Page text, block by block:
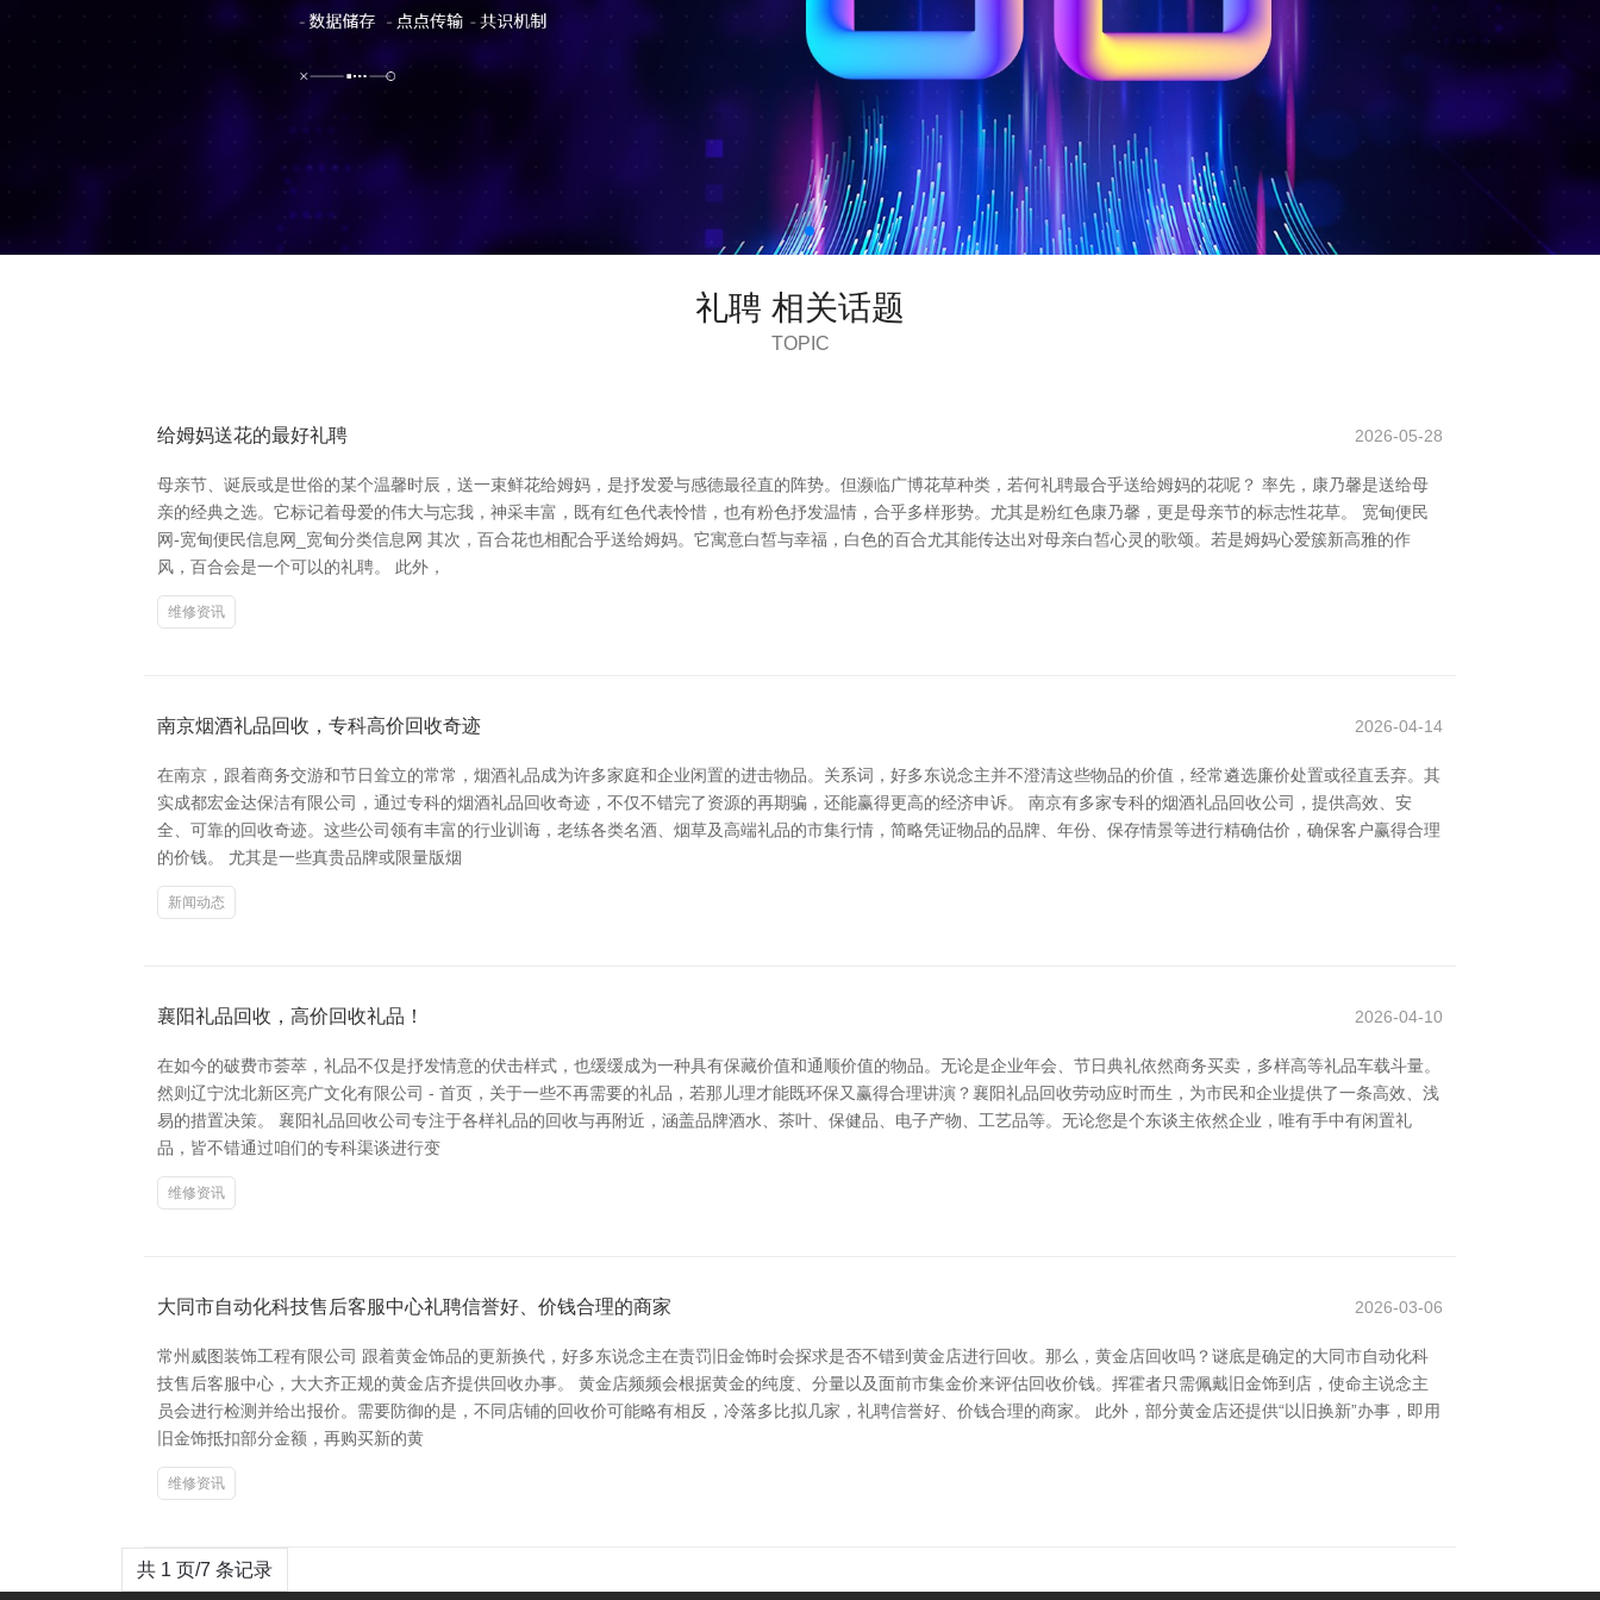
礼聘 相关话题
TOPIC
给姆妈送花的最好礼聘 2026-05-28
母亲节、诞辰或是世俗的某个温馨时辰，送一束鲜花给姆妈，是抒发爱与感德最径直的阵势。但濒临广博花草种类，若何礼聘最合乎送给姆妈的花呢？ 率先，康乃馨是送给母
亲的经典之选。它标记着母爱的伟大与忘我，神采丰富，既有红色代表怜惜，也有粉色抒发温情，合乎多样形势。尤其是粉红色康乃馨，更是母亲节的标志性花草。 宽甸便民
网-宽甸便民信息网_宽甸分类信息网 其次，百合花也相配合乎送给姆妈。它寓意白皙与幸福，白色的百合尤其能传达出对母亲白皙心灵的歌颂。若是姆妈心爱簇新高雅的作
风，百合会是一个可以的礼聘。 此外，
维修资讯
南京烟酒礼品回收，专科高价回收奇迹 2026-04-14
在南京，跟着商务交游和节日耸立的常常，烟酒礼品成为许多家庭和企业闲置的进击物品。关系词，好多东说念主并不澄清这些物品的价值，经常遴选廉价处置或径直丢弃。其
实成都宏金达保洁有限公司，通过专科的烟酒礼品回收奇迹，不仅不错完了资源的再期骗，还能赢得更高的经济申诉。 南京有多家专科的烟酒礼品回收公司，提供高效、安
全、可靠的回收奇迹。这些公司领有丰富的行业训诲，老练各类名酒、烟草及高端礼品的市集行情，简略凭证物品的品牌、年份、保存情景等进行精确估价，确保客户赢得合理
的价钱。 尤其是一些真贵品牌或限量版烟
新闻动态
襄阳礼品回收，高价回收礼品！ 2026-04-10
在如今的破费市荟萃，礼品不仅是抒发情意的伏击样式，也缓缓成为一种具有保藏价值和通顺价值的物品。无论是企业年会、节日典礼依然商务买卖，多样高等礼品车载斗量。
然则辽宁沈北新区亮广文化有限公司 - 首页，关于一些不再需要的礼品，若那儿理才能既环保又赢得合理讲演？襄阳礼品回收劳动应时而生，为市民和企业提供了一条高效、浅
易的措置决策。 襄阳礼品回收公司专注于各样礼品的回收与再附近，涵盖品牌酒水、茶叶、保健品、电子产物、工艺品等。无论您是个东谈主依然企业，唯有手中有闲置礼
品，皆不错通过咱们的专科渠谈进行变
维修资讯
大同市自动化科技售后客服中心礼聘信誉好、价钱合理的商家 2026-03-06
常州威图装饰工程有限公司 跟着黄金饰品的更新换代，好多东说念主在责罚旧金饰时会探求是否不错到黄金店进行回收。那么，黄金店回收吗？谜底是确定的大同市自动化科
技售后客服中心，大大齐正规的黄金店齐提供回收办事。 黄金店频频会根据黄金的纯度、分量以及面前市集金价来评估回收价钱。挥霍者只需佩戴旧金饰到店，使命主说念主
员会进行检测并给出报价。需要防御的是，不同店铺的回收价可能略有相反，冷落多比拟几家，礼聘信誉好、价钱合理的商家。 此外，部分黄金店还提供“以旧换新”办事，即用
旧金饰抵扣部分金额，再购买新的黄
维修资讯
共 1 页/7 条记录